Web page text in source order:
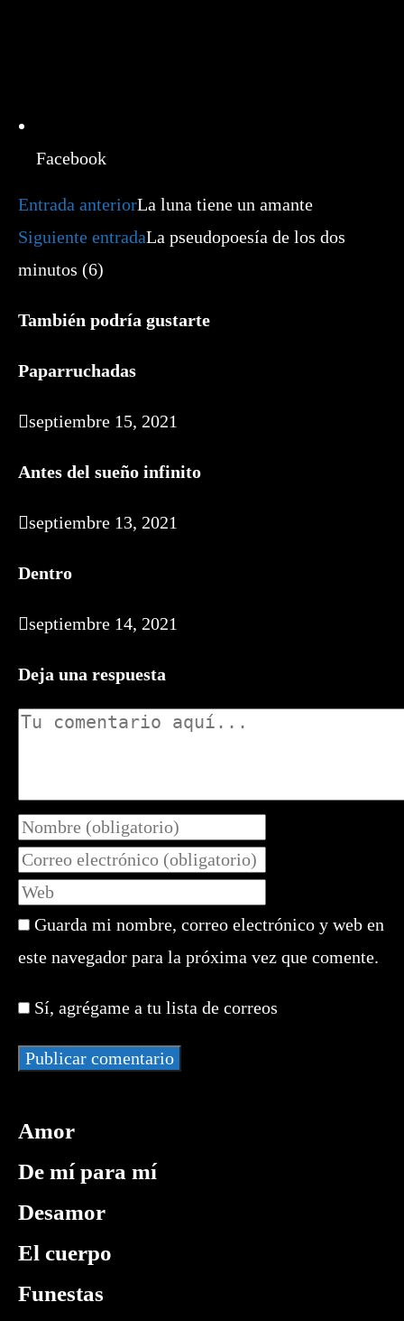
Facebook
Leer
más
artículos
Entrada anteriorLa luna tiene un amante
Siguiente entradaLa pseudopoesía de los dos
minutos (6)
También podría gustarte
Paparruchadas
septiembre 15, 2021
Antes del sueño infinito
septiembre 13, 2021
Dentro
septiembre 14, 2021
Deja una respuesta
Comentario
Introduce
tu
nombre
o
de
usuario
comentar
Introduce
tu
dirección
de
electrónico
comentar
Introduce
la
URL
de
web
(opcional)
Guarda mi nombre, correo electrónico y web en
este navegador para la próxima vez que comente.
Sí, agrégame a tu lista de correos
Amor
De mí para mí
Desamor
El cuerpo
Funestas